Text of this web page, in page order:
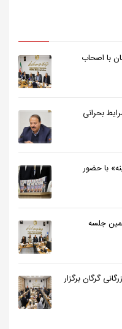
با اصحاب
بحرانی
«ظهر آدینه» با حضور
جلسه
گرگان برگزار